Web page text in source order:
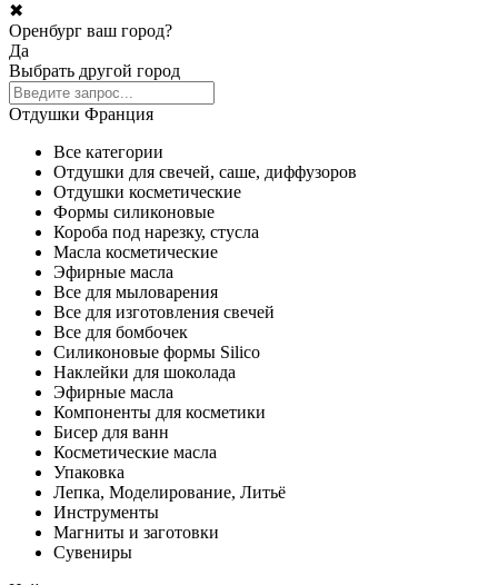
✖
Оренбург ваш город?
Да
Выбрать другой город
Отдушки Франция
Все категории
Отдушки для свечей, саше, диффузоров
Отдушки косметические
Формы силиконовые
Короба под нарезку, стусла
Масла косметические
Эфирные масла
Все для мыловарения
Все для изготовления свечей
Все для бомбочек
Силиконовые формы Silico
Наклейки для шоколада
Эфирные масла
Компоненты для косметики
Бисер для ванн
Косметические масла
Упаковка
Лепка, Моделирование, Литьё
Инструменты
Магниты и заготовки
Сувениры